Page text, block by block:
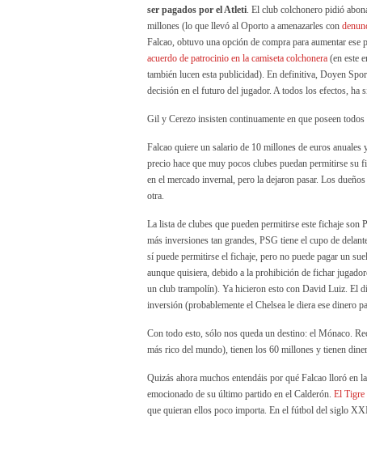
ser pagados por el Atleti. El club colchonero pidió
millones (lo que llevó al Oporto a amenazarles con
Falcao, obtuvo una opción de compra para aumentar
acuerdo de patrocinio en la camiseta colchonera (en este
también lucen esta publicidad). En definitiva, Doyen
decisión en el futuro del jugador. A todos los efectos, ha
Gil y Cerezo insisten continuamente en que poseen
Falcao quiere un salario de 10 millones de euros
precio hace que muy pocos clubes puedan permitirse su
en el mercado invernal, pero la dejaron pasar. Los
otra.
La lista de clubes que pueden permitirse este fichaje
más inversiones tan grandes, PSG tiene el cupo de
sí puede permitirse el fichaje, pero no puede pagar un
aunque quisiera, debido a la prohibición de fichar
un club trampolín). Ya hicieron esto con David Luiz. El
inversión (probablemente el Chelsea le diera ese dinero
Con todo esto, sólo nos queda un destino: el Mónaco.
más rico del mundo), tienen los 60 millones y tienen
Quizás ahora muchos entendáis por qué Falcao lloró
emocionado de su último partido en el Calderón. El Tigre
que quieran ellos poco importa. En el fútbol del siglo